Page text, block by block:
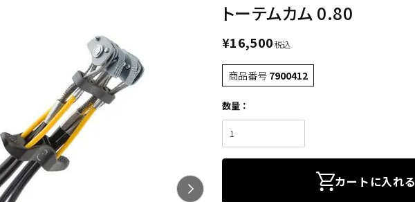
トーテムカム 0.80
¥16,500税込
商品番号 7900412
カートに入れる